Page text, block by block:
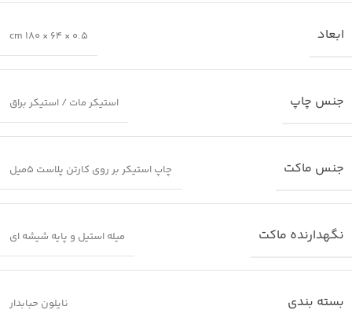
ابعاد 0.5 × 64 × 180 cm
جنس چاپ استیکر مات / استیکر براق
جنس ماکت چاپ استیکر بر روی کارتن پلاست 5میل
نگهدارنده ماکت میله استیل و پایه شیشه ای
بسته بندی نایلون حبابدار